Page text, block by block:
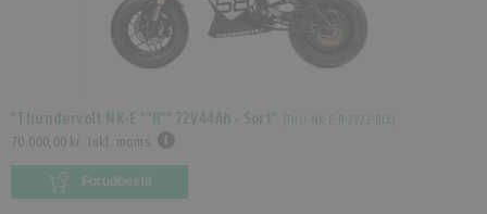
"Thundervolt NK-E ""R"" 72V44Ah - Sort" ( THU-NK-E-R-2022-BLK
70.000,00 kr. Inkl. moms.
Forudbestil